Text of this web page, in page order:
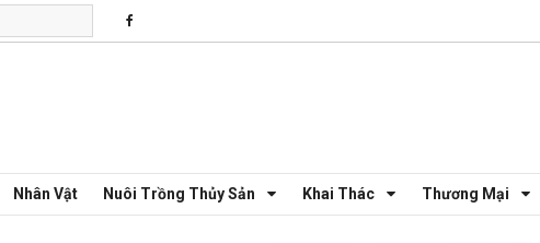
Nhân Vật Nuôi Trồng Thủy Sản Khai Thác Thương Mại